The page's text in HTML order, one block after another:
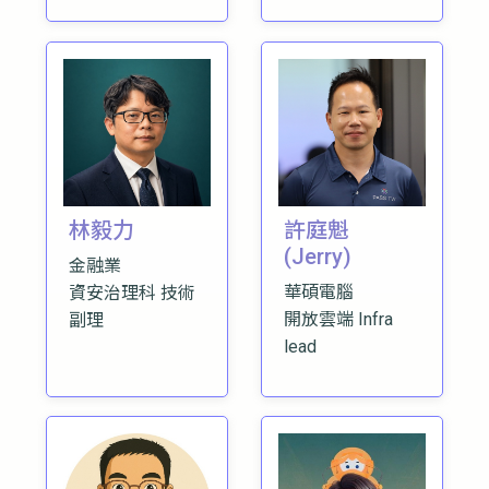
林毅力
金融業
資安治理科 技術
副理
許庭魁
(Jerry)
華碩電腦
開放雲端 Infra
lead